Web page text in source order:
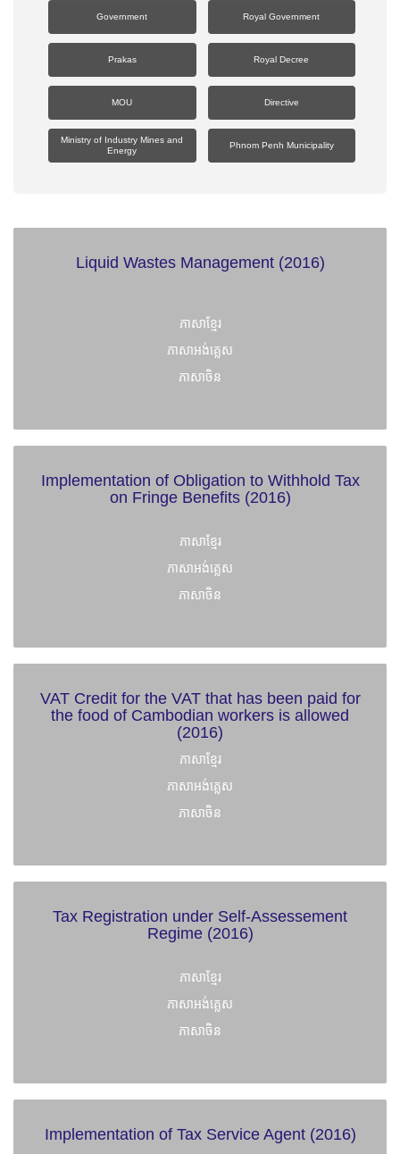
Government Royal Government
Prakas Royal Decree
MOU Directive
Ministry of Industry Mines and
Energy
Phnom Penh Municipality
Liquid Wastes Management (2016)
ភាសាខ្មែរ
ភាសាអង់គ្លេស
ភាសាចិន
Implementation of Obligation to Withhold Tax
on Fringe Benefits (2016)
ភាសាខ្មែរ
ភាសាអង់គ្លេស
ភាសាចិន
VAT Credit for the VAT that has been paid for
the food of Cambodian workers is allowed
(2016)
ភាសាខ្មែរ
ភាសាអង់គ្លេស
ភាសាចិន
Tax Registration under Self-Assessement
Regime (2016)
ភាសាខ្មែរ
ភាសាអង់គ្លេស
ភាសាចិន
Implementation of Tax Service Agent (2016)